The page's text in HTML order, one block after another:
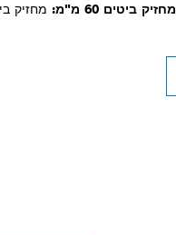
מחזיק ביטים 60 מ"מ: מחזיק